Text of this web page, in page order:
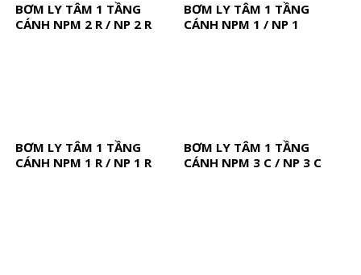
BƠM LY TÂM 1 TẦNG
CÁNH NPM 2 R / NP 2 R
BƠM LY TÂM 1 TẦNG
CÁNH NPM 1 / NP 1
BƠM LY TÂM 1 TẦNG
CÁNH NPM 1 R / NP 1 R
BƠM LY TÂM 1 TẦNG
CÁNH NPM 3 C / NP 3 C